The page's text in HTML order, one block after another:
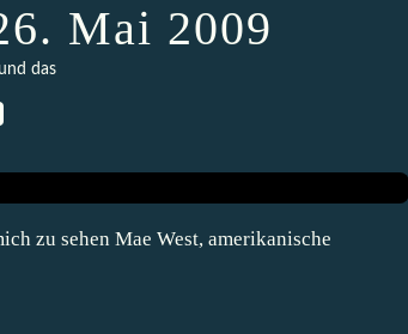
Mai 2009
das
zu sehen Mae West, amerikanische